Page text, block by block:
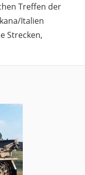
Treffen der
Italien
Strecken,